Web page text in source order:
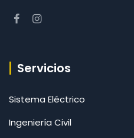
Servicios
Sistema Eléctrico
Ingeniería Civil